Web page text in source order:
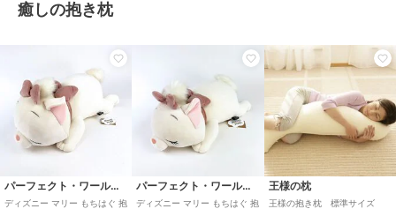
癒しの抱き枕
パーフェクト・ワールド・トーキョー
ディズニー マリー もちはぐ 抱
パーフェクト・ワールド・トーキョー
ディズニー マリー もちはぐ 抱
王様の枕
王様の抱き枕 標準サイズ